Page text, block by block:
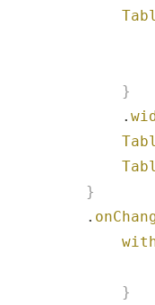
            }
            .
        }
        .
            }